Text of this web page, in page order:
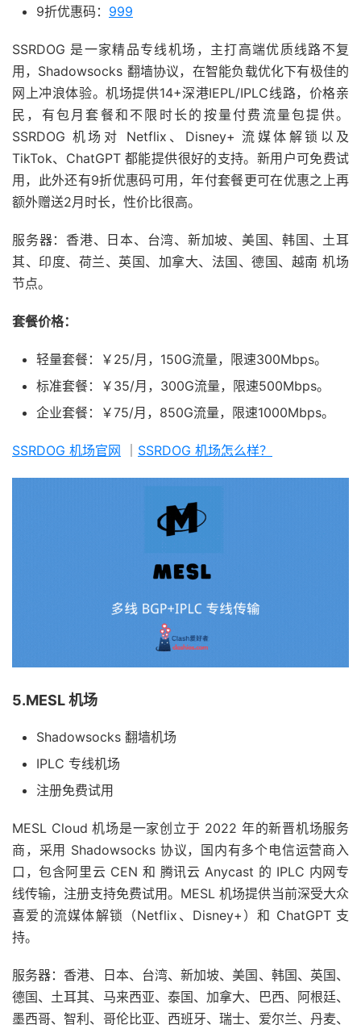
9折优惠码： 999
SSRDOG 是一家精品专线机场，主打高端优质线路不复
用，Shadowsocks 翻墙协议，在智能负载优化下有极佳的
网上冲浪体验。机场提供14+深港IEPL/IPLC线路，价格亲
民，有包月套餐和不限时长的按量付费流量包提供。
SSRDOG 机场对 Netflix、Disney+ 流媒体解锁以及
TikTok、ChatGPT 都能提供很好的支持。新用户可免费试
用，此外还有9折优惠码可用，年付套餐更可在优惠之上再
额外赠送2月时长，性价比很高。
服务器：香港、日本、台湾、新加坡、美国、韩国、土耳
其、印度、荷兰、英国、加拿大、法国、德国、越南 机场
节点。
套餐价格：
轻量套餐：￥25/月，150G流量，限速300Mbps。
标准套餐：￥35/月，300G流量，限速500Mbps。
企业套餐：￥75/月，850G流量，限速1000Mbps。
SSRDOG 机场官网 SSRDOG 机场怎么样？
5.MESL 机场
Shadowsocks 翻墙机场
IPLC 专线机场
注册免费试用
MESL Cloud 机场是一家创立于 2022 年的新晋机场服务
商，采用 Shadowsocks 协议，国内有多个电信运营商入
口，包含阿里云 CEN 和 腾讯云 Anycast 的 IPLC 内网专
线传输，注册支持免费试用。MESL 机场提供当前深受大众
喜爱的流媒体解锁（Netflix、Disney+）和 ChatGPT 支
持。
服务器：香港、日本、台湾、新加坡、美国、韩国、英国、
德国、土耳其、马来西亚、泰国、加拿大、巴西、阿根廷、
墨西哥、智利、哥伦比亚、西班牙、瑞士、爱尔兰、丹麦、